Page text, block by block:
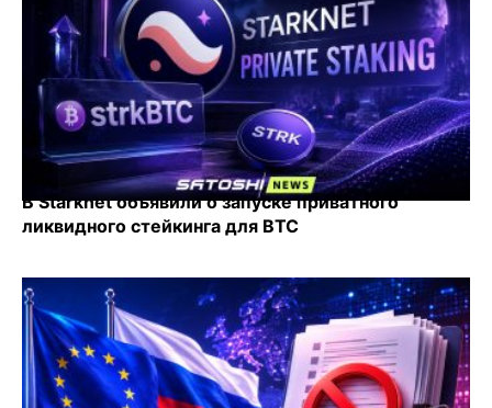
В Starknet объявили о запуске приватного
ликвидного стейкинга для BTC